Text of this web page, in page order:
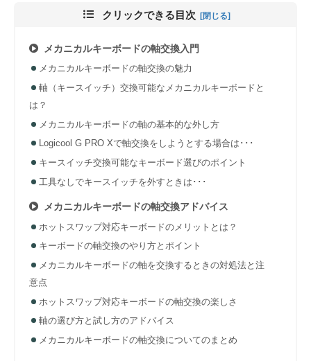
クリックできる目次
メカニカルキーボードの軸交換入門
メカニカルキーボードの軸交換の魅力
軸（キースイッチ）交換可能なメカニカルキーボードと
は？
メカニカルキーボードの軸の基本的な外し方
Logicool G PRO Xで軸交換をしようとする場合は･･･
キースイッチ交換可能なキーボード選びのポイント
工具なしでキースイッチを外すときは･･･
メカニカルキーボードの軸交換アドバイス
ホットスワップ対応キーボードのメリットとは？
キーボードの軸交換のやり方とポイント
メカニカルキーボードの軸を交換するときの対処法と注
意点
ホットスワップ対応キーボードの軸交換の楽しさ
軸の選び方と試し方のアドバイス
メカニカルキーボードの軸交換についてのまとめ